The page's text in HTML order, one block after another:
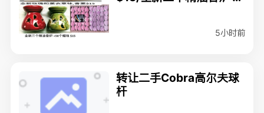
5小时前
转让二手Cobra高尔夫球
杆